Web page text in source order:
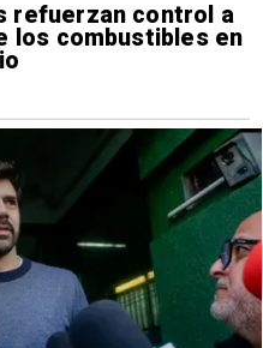
refuerzan control a
los combustibles en